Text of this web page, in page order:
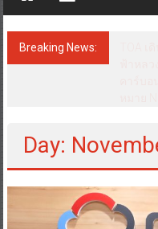
มุม
เศรษฐกิจ-
การเมือง-
Breaking News:
Day: